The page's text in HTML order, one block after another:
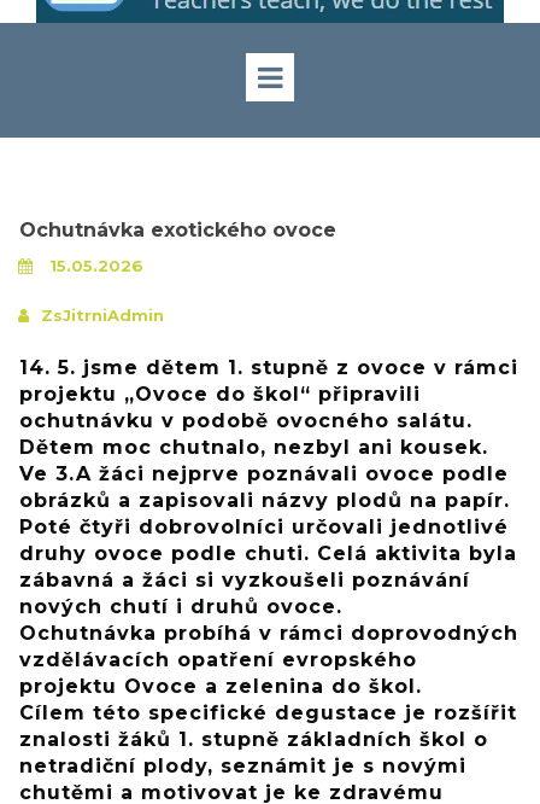
Ochutnávka exotického ovoce
15.05.2026
ZsJitrniAdmin
14. 5. jsme dětem 1. stupně z ovoce v rámci
projektu „Ovoce do škol“ připravili
ochutnávku v podobě ovocného salátu.
Dětem moc chutnalo, nezbyl ani kousek.
Ve 3.A žáci nejprve poznávali ovoce podle
obrázků a zapisovali názvy plodů na papír.
Poté čtyři dobrovolníci určovali jednotlivé
druhy ovoce podle chuti. Celá aktivita byla
zábavná a žáci si vyzkoušeli poznávání
nových chutí i druhů ovoce.
Ochutnávka probíhá v rámci doprovodných
vzdělávacích opatření evropského
projektu Ovoce a zelenina do škol.
Cílem této specifické degustace je rozšířit
znalosti žáků 1. stupně základních škol o
netradiční plody, seznámit je s novými
chutěmi a motivovat je ke zdravému